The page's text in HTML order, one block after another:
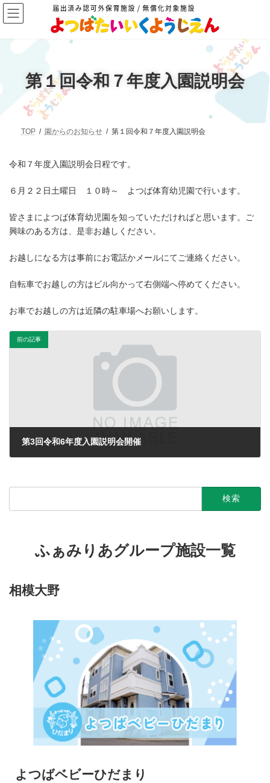
コ
ン
テ
ン
ナ
ビ
ゲ
ー
第１回令和７年度入園説明会
TOP 園からのお知らせ 第１回令和７年度入園説明会
令和７年度入園説明会日程です。
６月２２日土曜日 １０時～ よつば体育幼児園で行います。
皆さまによつば体育幼児園を知っていただければと思います。ご
興味のある方は、是非お越しください。
お越しになる方は事前にお電話かメールにてご連絡ください。
自転車でお越しの方はビル向かって右側端へ停めてください。
お車でお越しの方は近隣の駐車場へお願いします。
前の記事
第3回令和6年度入園説明会開催
検
ふぁみりあグループ施設一覧
相模大野
よつばベビーひだまり